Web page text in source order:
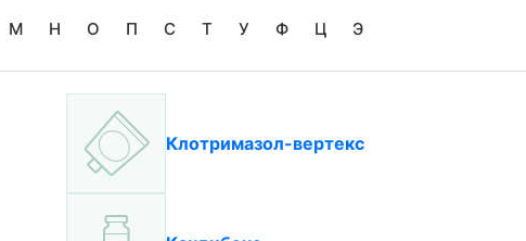
М Н О П С Т У Ф Ц Э
Клотримазол-вертекс